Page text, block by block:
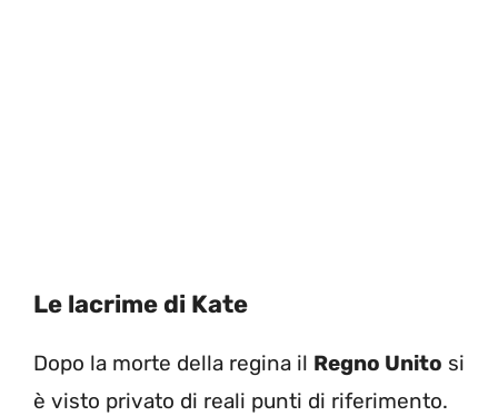
Le lacrime di Kate
Dopo la morte della regina il Regno Unito si
è visto privato di reali punti di riferimento.